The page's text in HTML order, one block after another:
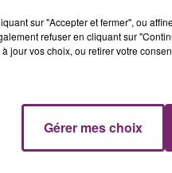
sur "Accepter et fermer", ou
refuser en cliquant sur
jour vos choix, ou retirer votre
Gérer mes choix